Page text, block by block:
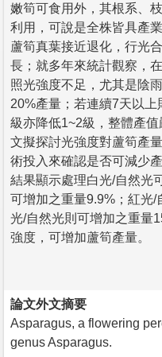
嫩筍可食用外，其根系、
利用，可說是全株皆具產業
蘆筍真葉接近退化，行光
長；就多年來統計觀察，
照光強度不足，尤其是陰
20%產量；若連續7天以
級亦降低1~2級，整體產
文擬探討光強度對蘆筍產
術投入來確認是否可減少
結果顯示處理白光/自然光
可增加之重量9.9%；紅光
光/自然光則可增加之重量
強度，可增加蘆筍產量。
論文外文摘要
Asparagus, a flowering
genus Asparagus.